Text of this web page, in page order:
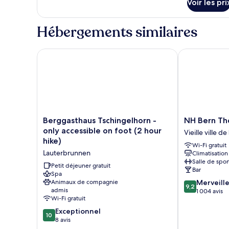
de
commune
le
type
de
Chambre
Voir les
Hébergements similaires
Berggasthaus
Tschingelhorn
-
only
accessible
on
foot
(2
hour
hike)
Lauterbrunnen
Berggasthaus Tschingelhorn -
only accessible on foot (2 hour
hike)
Lauterbrunnen
Petit déjeuner gratuit
Spa
Animaux de compagnie
admis
Wi-Fi gratuit
10.0
sur
10 Exceptionnel
8 avis
Berggasthaus Tschingelhorn - only accessible on
NH
Bern
The
Bristol
Vieille
ville
de
Berne
NH Bern
Vieille ville de
Wi-Fi gratuit
Climatisation
Salle de
Bar
9.2
sur
9,2
1 004 avis
NH Bern The